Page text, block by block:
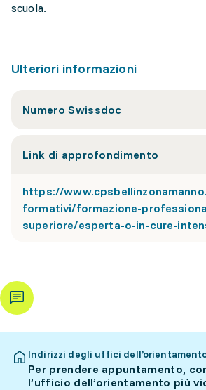
scuola.
Ulteriori informazioni
Numero Swissdoc
Link di approfondimento
https://
formativi/formazione-
superiore/esperta-o-in-cure-
Indirizzi degli uffici
Per prendere appuntamento,
l’ufficio dell’orientamento più